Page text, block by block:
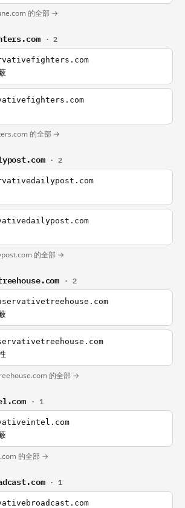
的全部 →
· 2
的全部 →
· 2
的全部 →
· 2
的全部 →
· 1
的全部 →
· 1